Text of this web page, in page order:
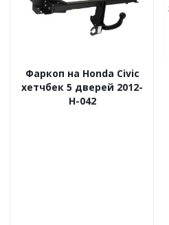
Фаркоп на Honda Civic
хетчбек 5 дверей 2012-
H-042